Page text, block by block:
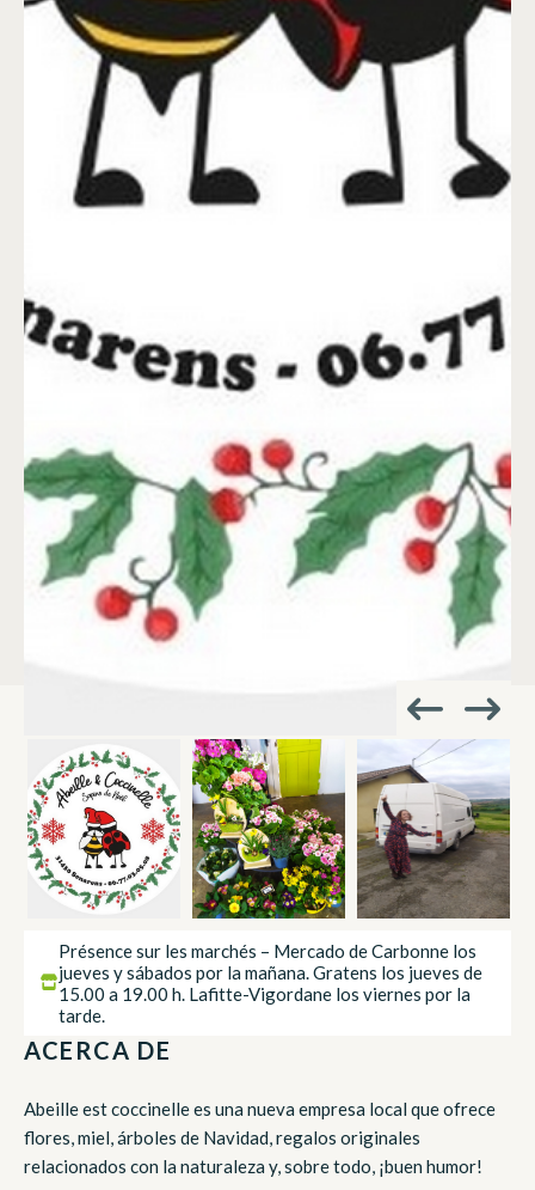
Présence sur les marchés – Mercado de Carbonne los
jueves y sábados por la mañana. Gratens los jueves de
15.00 a 19.00 h. Lafitte-Vigordane los viernes por la
tarde.
ACERCA DE
Abeille est coccinelle es una nueva empresa local que ofrece
flores, miel, árboles de Navidad, regalos originales
relacionados con la naturaleza y, sobre todo, ¡buen humor!